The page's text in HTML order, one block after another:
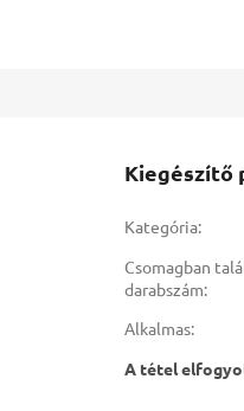
Kiegészítő
Kategória:
Csomagban
darabszám:
Alkalmas:
A tétel